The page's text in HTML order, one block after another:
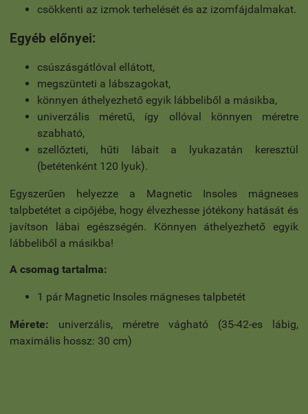
csökkenti az izmok terhelését és az izomfájdalmakat.
Egyéb előnyei:
csúszásgátlóval ellátott,
megszünteti a lábszagokat,
könnyen áthelyezhető egyik lábbeliből a másikba,
univerzális méretű, így ollóval könnyen méretre
szabható,
szellőzteti, hűti lábait a lyukazatán keresztül
(betétenként 120 lyuk).
Egyszerűen helyezze a Magnetic Insoles mágneses
talpbetétet a cipőjébe, hogy élvezhesse jótékony hatását és
javítson lábai egészségén. Könnyen áthelyezhető egyik
lábbeliből a másikba!
A csomag tartalma:
1 pár Magnetic Insoles mágneses talpbetét
Mérete: univerzális, méretre vágható (35-42-es lábig,
maximális hossz: 30 cm)